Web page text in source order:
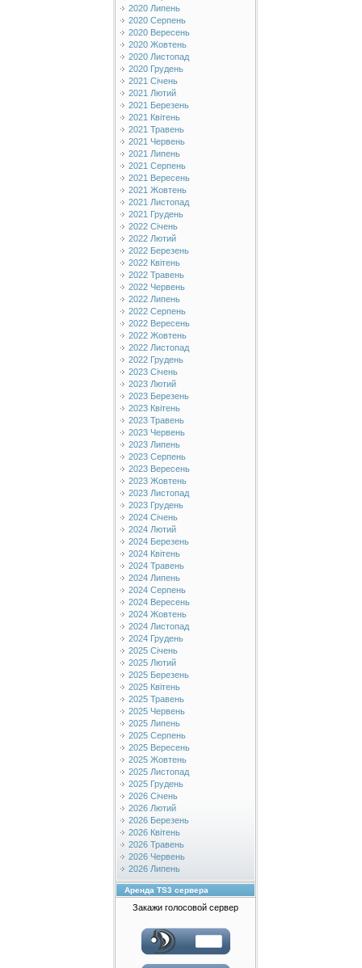
2020 Липень
2020 Серпень
2020 Вересень
2020 Жовтень
2020 Листопад
2020 Грудень
2021 Січень
2021 Лютий
2021 Березень
2021 Квітень
2021 Травень
2021 Червень
2021 Липень
2021 Серпень
2021 Вересень
2021 Жовтень
2021 Листопад
2021 Грудень
2022 Січень
2022 Лютий
2022 Березень
2022 Квітень
2022 Травень
2022 Червень
2022 Липень
2022 Серпень
2022 Вересень
2022 Жовтень
2022 Листопад
2022 Грудень
2023 Січень
2023 Лютий
2023 Березень
2023 Квітень
2023 Травень
2023 Червень
2023 Липень
2023 Серпень
2023 Вересень
2023 Жовтень
2023 Листопад
2023 Грудень
2024 Січень
2024 Лютий
2024 Березень
2024 Квітень
2024 Травень
2024 Липень
2024 Серпень
2024 Вересень
2024 Жовтень
2024 Листопад
2024 Грудень
2025 Січень
2025 Лютий
2025 Березень
2025 Квітень
2025 Травень
2025 Червень
2025 Липень
2025 Серпень
2025 Вересень
2025 Жовтень
2025 Листопад
2025 Грудень
2026 Січень
2026 Лютий
2026 Березень
2026 Квітень
2026 Травень
2026 Червень
2026 Липень
Аренда TS3 сервера
Закажи голосовой сервер